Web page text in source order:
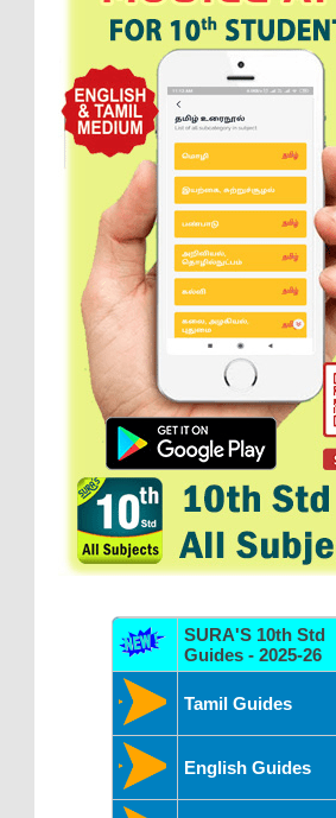
SURA'S 10th Std
Guides - 2025-26
Tamil Guides
English Guides